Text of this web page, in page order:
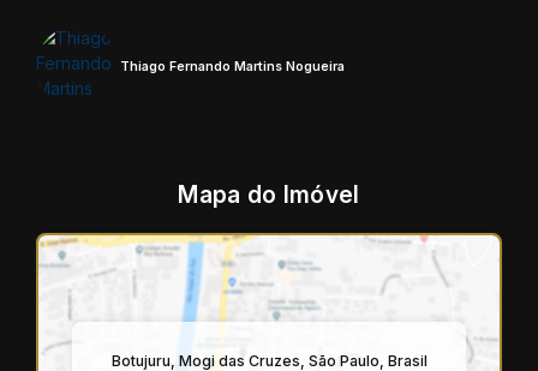
Thiago Fernando Martins Nogueira
Mapa do Imóvel
Botujuru, Mogi das Cruzes, São Paulo, Brasil